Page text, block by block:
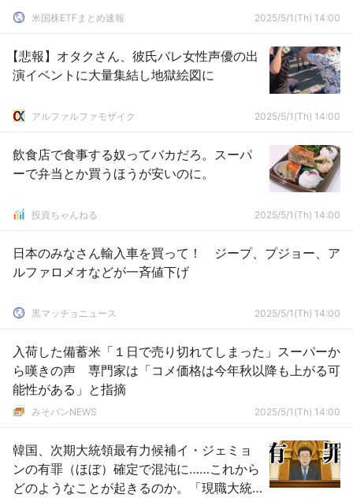
米国株ETFまとめ速報 2025/5/1(Th) 14:00
【悲報】オタクさん、彼氏バレ女性声優の出
演イベントに大量集結し地獄絵図に
アルファルファモザイク 2025/5/1(Th) 14:00
飲食店で食事する奴ってバカだろ。スーパ
ーで弁当とか買うほうが安いのに。
投資ちゃんねる 2025/5/1(Th) 14:00
日本のみなさん輸入車を買って！ ジープ、プジョー、ア
ルファロメオなどが一斉値下げ
黒マッチョニュース 2025/5/1(Th) 14:00
入荷した備蓄米「１日で売り切れてしまった」スーパーか
ら嘆きの声 専門家は「コメ価格は今年秋以降も上がる可
能性がある」と指摘
みそパンNEWS 2025/5/1(Th) 14:00
韓国、次期大統領最有力候補イ・ジェミョ
ンの有罪（ほぼ）確定で混沌に……これから
どのようなことが起きるのか。「現職大統